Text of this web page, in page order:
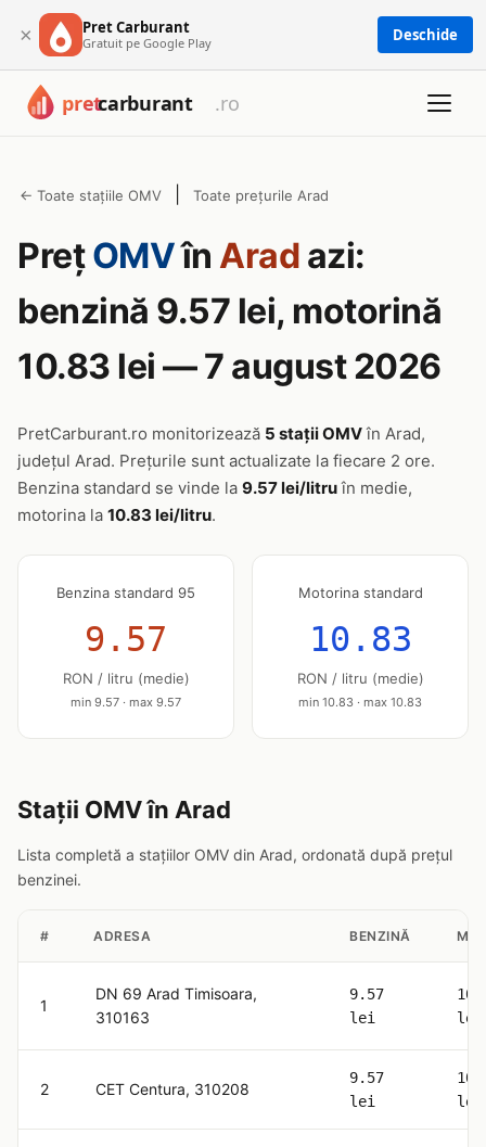
× Pret Carburant
Gratuit pe Google Play Deschide
← Toate stațiile OMV Toate prețurile Arad
PrețOMVîn Arad azi:
benzină 9.57 lei, motorină
10.83 lei — 7 august 2026
PretCarburant.ro monitorizează 5 stații OMVîn Arad,
județul Arad. Prețurile sunt actualizate la fiecare 2 ore.
Benzina standard se vinde la 9.57 lei/litruîn medie,
motorina la 10.83 lei/litru.
Benzina standard 95
9.57
RON / litru (medie)
min 9.57 · max 9.57
Motorina standard
10.83
RON / litru (medie)
min 10.83 · max 10.83
Stații OMV în Arad
Lista completă a stațiilor OMV din Arad, ordonată după prețul
benzinei.
# ADRESA BENZINĂ
1
DN 69 Arad Timisoara,
310163
9.57
lei
lei
2 CET Centura, 310208
9.57
lei
lei